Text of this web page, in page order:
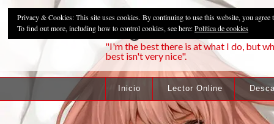
"I'm the best there is at what I do, but
best isn't very nice".
Inicio Lector Online
Privacy & Cookies: This site uses cookies. By continuing to use this website, you agree
To find out more, including how to control cookies, see here:Política de cookies